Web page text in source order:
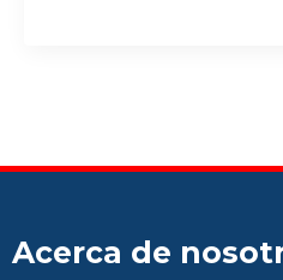
Acerca de